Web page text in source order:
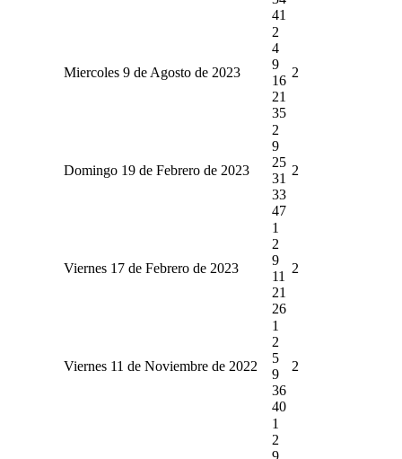
41
Miercoles 9 de Agosto de 2023
2
4
9
16
21
35
2
Domingo 19 de Febrero de 2023
2
9
25
31
33
47
2
Viernes 17 de Febrero de 2023
1
2
9
11
21
26
2
Viernes 11 de Noviembre de 2022
1
2
5
9
36
40
2
1
2
9